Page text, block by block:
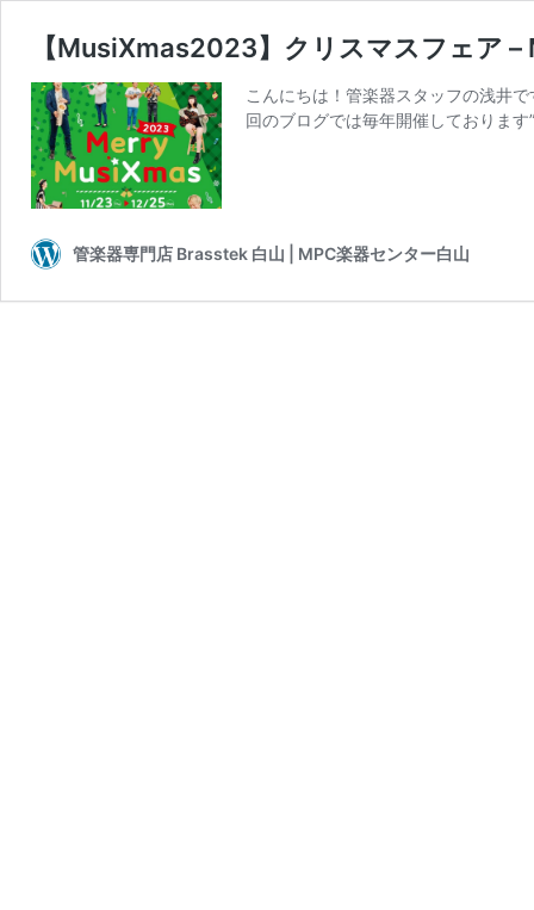
【MusiXmas2023】クリスマスフェア
こんにちは！管楽器スタッフの浅井
回のブログでは毎年開催しておりま
管楽器専門店 Brasstek 白山 | MPC楽器センター白山